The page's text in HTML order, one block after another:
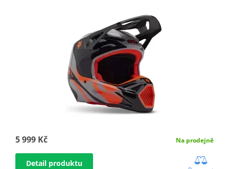
5 999 Kč Na prodejně
Detail produktu